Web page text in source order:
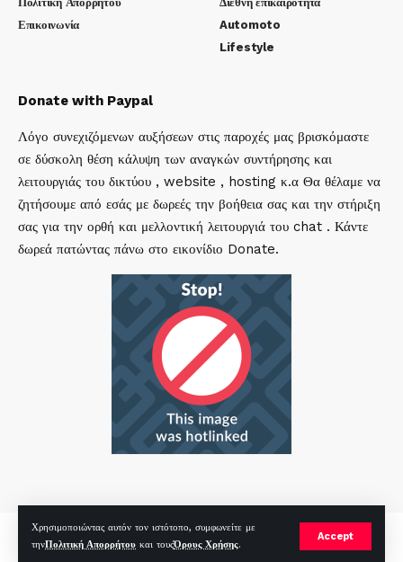
Χρησιμοποιώντας αυτόν τον ιστότοπο, συμφωνείτε με
τηνΠολιτική Απορρήτου και τουςΌρους Χρήσης.
Accept
Επικοινωνία
Automoto
Lifestyle
Donate with Paypal
Λόγο συνεχιζόμενων αυξήσεων στις παροχές μας βρισκόμαστε
σε δύσκολη θέση κάλυψη των αναγκών συντήρησης και
λειτουργιάς του δικτύου , website , hosting κ.α Θα θέλαμε να
ζητήσουμε από εσάς με δωρεές την βοήθεια σας και την στήριξη
σας για την ορθή και μελλοντική λειτουργιά του chat . Κάντε
δωρεά πατώντας πάνω στο εικονίδιο Donate.
mirc.gr 2023 Copyright %year%, All Rights Reserved |bySp
Hosted byRealHosting